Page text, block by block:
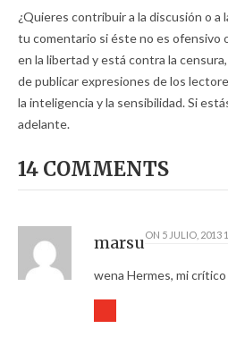
¿Quieres contribuir a la discusión o a
tu comentario si éste no es ofensivo
en la libertad y está contra la
de publicar expresiones de los
la inteligencia y la sensibilidad. Si
adelante.
14 COMMENTS
marsuON 5 JULIO, 2013
wena Hermes, mi